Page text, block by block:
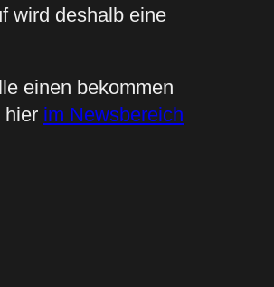
wird deshalb eine
einen bekommen
hier im Newsbereich